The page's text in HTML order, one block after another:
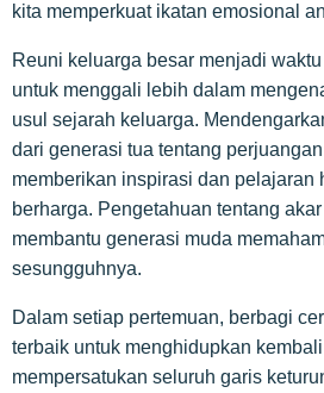
kita memperkuat ikatan emosional
Reuni keluarga besar menjadi
untuk menggali lebih dalam
usul sejarah keluarga.
dari generasi tua tentang
memberikan inspirasi dan pelajaran
berharga. Pengetahuan tentang
membantu generasi muda
sesungguhnya.
Dalam setiap pertemuan, berbagi
terbaik untuk menghidupkan
mempersatukan seluruh garis